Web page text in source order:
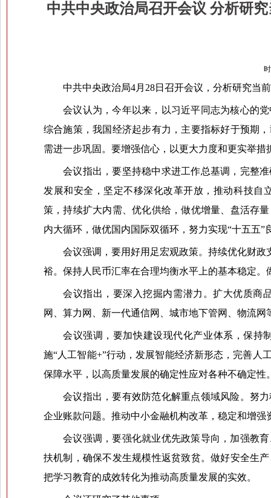
中共中央政治局召开会议 分析研
中共中央政治局4月28日召开会议，分析研究当
会议认为，今年以来，以习近平同志为核心的
综合施策，我国经济起步有力，主要指标好于预期
需进一步巩固。要增强信心，以更大力度和更实举措
会议指出，要坚持稳中求进工作总基调，完整
发展和安全，坚定不移深化改革开放，推动科技自
策，持续扩大内需、优化供给，做优增量、盘活存
内大循环，做优国内国际双循环，努力实现“十五五”
会议强调，要用好用足宏观政策。持续优化财
裕。保持人民币汇率在合理均衡水平上的基本稳定。
会议指出，要深入挖掘内需潜力。扩大优质商
网、算力网、新一代通信网、城市地下管网、物流
会议强调，要加快建设现代化产业体系，保持
施“人工智能+”行动，发展智能经济新形态，完善人
保障水平，以高质量发展的确定性应对各种不确定性
会议指出，要有效防范化解重点领域风险。努
企业账款问题。推动中小金融机构改革，稳定和增强
会议强调，要强化就业优先政策导向，加强教
扶机制，确保不发生规模性返贫致贫。做好安全生
把学习教育的成效转化为推动高质量发展的实效。